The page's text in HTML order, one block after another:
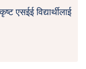
एसईई विद्यार्थीलाई